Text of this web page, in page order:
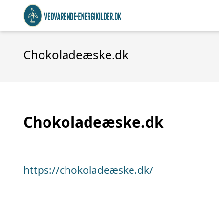
Chokoladeæske.dk
Chokoladeæske.dk
https://chokoladeæske.dk/